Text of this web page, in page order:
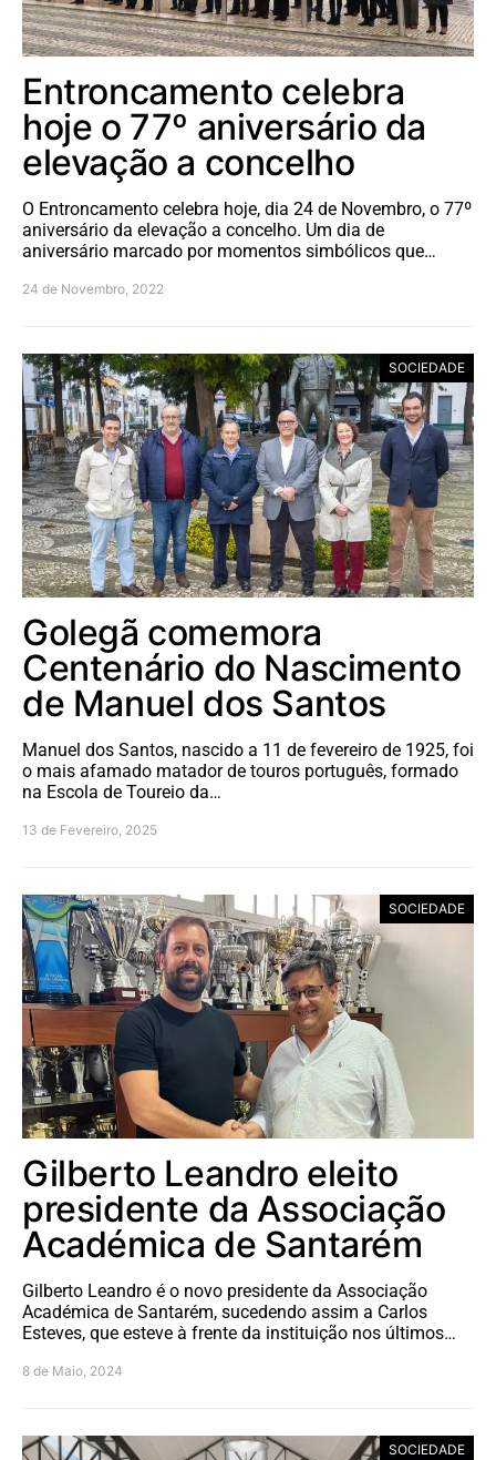
Entroncamento celebra
hoje o 77º aniversário da
elevação a concelho
O Entroncamento celebra hoje, dia 24 de Novembro, o 77º
aniversário da elevação a concelho. Um dia de
aniversário marcado por momentos simbólicos que…
24 de Novembro, 2022
SOCIEDADE
Golegã comemora
Centenário do Nascimento
de Manuel dos Santos
Manuel dos Santos, nascido a 11 de fevereiro de 1925, foi
o mais afamado matador de touros português, formado
na Escola de Toureio da…
13 de Fevereiro, 2025
SOCIEDADE
Gilberto Leandro eleito
presidente da Associação
Académica de Santarém
Gilberto Leandro é o novo presidente da Associação
Académica de Santarém, sucedendo assim a Carlos
Esteves, que esteve à frente da instituição nos últimos…
8 de Maio, 2024
SOCIEDADE